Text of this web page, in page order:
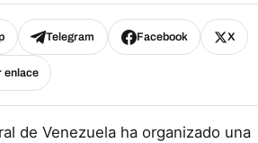
Telegram Facebook X
enlace
de Venezuela ha organizado una